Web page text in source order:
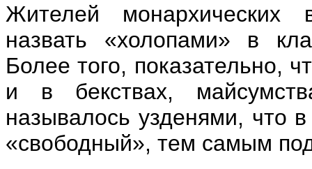
Жителей монархических
назвать «холопами» в
Более того, показательно,
и в бекствах,
называлось узденями, что
«свободный», тем самым